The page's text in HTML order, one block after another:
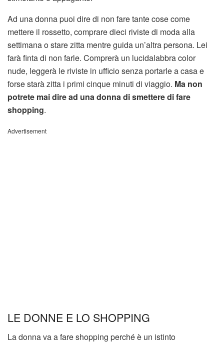
Ad una donna puoi dire di non fare tante cose come
mettere il rossetto, comprare dieci riviste di moda alla
settimana o stare zitta mentre guida un’altra persona. Lei
farà finta di non farle. Comprerà un lucidalabbra color
nude, leggerà le riviste in ufficio senza portarle a casa e
forse starà zitta i primi cinque minuti di viaggio. Ma non
potrete mai dire ad una donna di smettere di fare
shopping.
Advertisement
LE DONNE E LO SHOPPING
La donna va a fare shopping perché è un istinto